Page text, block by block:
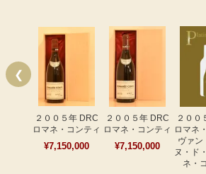
❮
２００５年 DRC
ロマネ・コンティ
¥7,150,000
２００５年 DRC
ロマネ・コンティ
¥7,150,000
２００
ロマネ
ヴァン
ヌ・ド
ネ・